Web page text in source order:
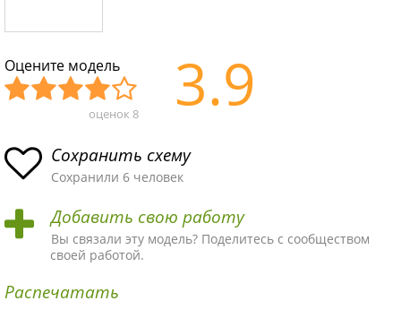
Оцените модель
асн
ая
ма
пло
хая
ма
ыч
ная
ма
Хор
ая
ма
Отл
ая
ма!
оценок 8 3.9
Сохранить схему
Сохранили 6 человек
Добавить свою работу
Вы связали эту модель? Поделитесь с сообществом
своей работой.
Распечатать